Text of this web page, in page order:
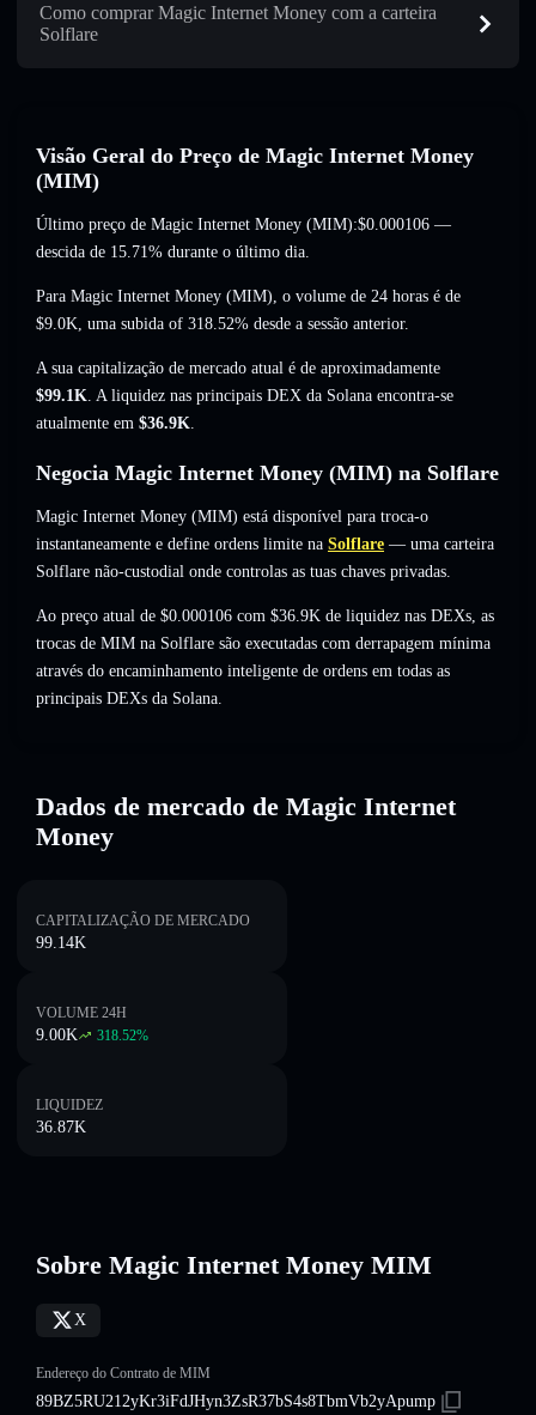
Como comprar Magic Internet Money com a carteira
Solflare
Visão Geral do Preço de Magic Internet Money
(MIM)
Último preço de Magic Internet Money (MIM):$0.000106 —
descida de 15.71% durante o último dia.
Para Magic Internet Money (MIM), o volume de 24 horas é de
$9.0K, uma subida of 318.52% desde a sessão anterior.
A sua capitalização de mercado atual é de aproximadamente
$99.1K. A liquidez nas principais DEX da Solana encontra-se
atualmente em $36.9K.
Negocia Magic Internet Money (MIM) na Solflare
Magic Internet Money (MIM) está disponível para troca-o
instantaneamente e define ordens limite na Solflare — uma carteira
Solflare não-custodial onde controlas as tuas chaves privadas.
Ao preço atual de $0.000106 com $36.9K de liquidez nas DEXs, as
trocas de MIM na Solflare são executadas com derrapagem mínima
através do encaminhamento inteligente de ordens em todas as
principais DEXs da Solana.
Dados de mercado de Magic Internet
Money
CAPITALIZAÇÃO DE MERCADO
99.14K
VOLUME 24H
9.00K 318.52%
LIQUIDEZ
36.87K
Sobre Magic Internet Money MIM
X
Endereço do Contrato de MIM
89BZ5RU212yKr3iFdJHyn3ZsR37bS4s8TbmVb2yApump